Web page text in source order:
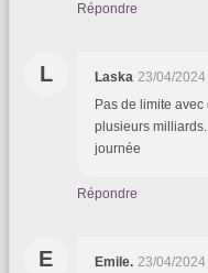
Répondre
L Laska 23/04/2024
Pas de limite
plusieurs
journée
Répondre
E Emile. 23/04/